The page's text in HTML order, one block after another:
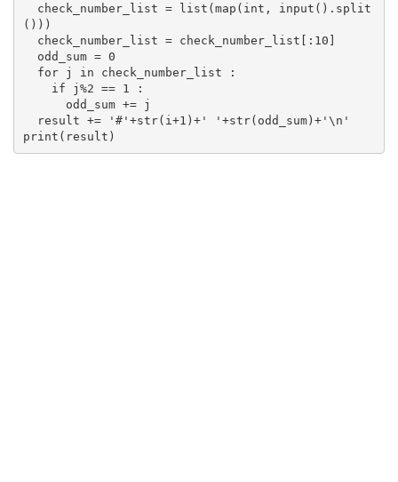
()))
print(result)